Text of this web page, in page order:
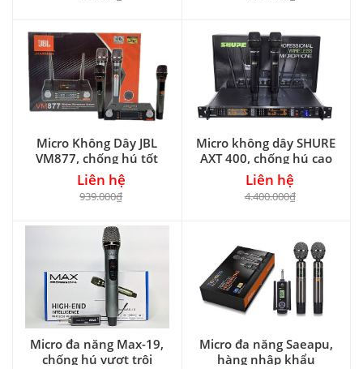
Micro Không Dây JBL
VM877, chống hú tốt
Liên hệ
939.000₫
Micro không dây SHURE
AXT 400, chống hú cao
Liên hệ
4.400.000₫
Micro đa năng Max-19,
chống hú vượt trội
Micro đa năng Saeapu,
hàng nhập khẩu